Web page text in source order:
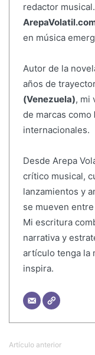
redactor
en música
Autor de la
años de
(Venezuela), mi
de marcas como
internacionales.
Desde Arepa
crítico musical,
lanzamientos y
se mueven
Mi escritura
narrativa y
artículo tenga la
inspira.
Artículo anterior